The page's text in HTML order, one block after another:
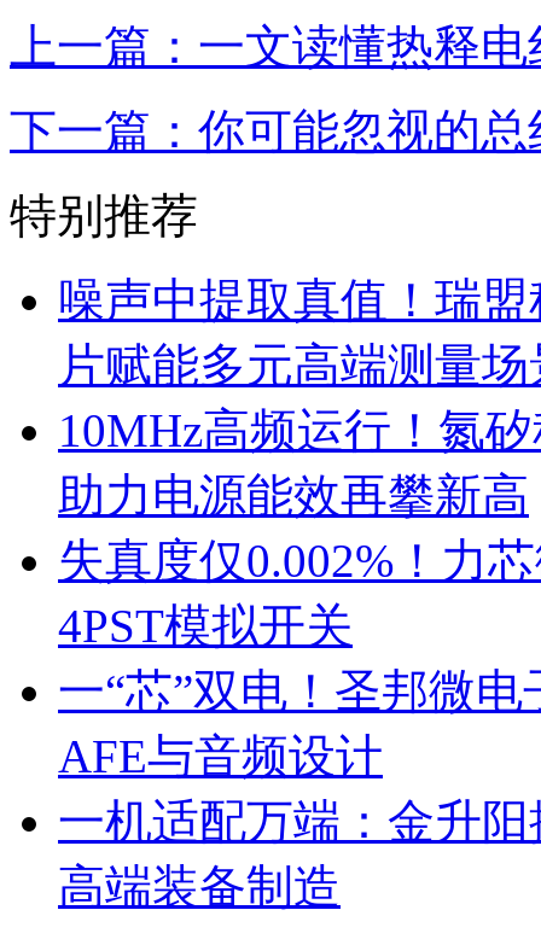
上一篇：一文读懂热释
下一篇：你可能忽视的
特别推荐
噪声中提取真值！瑞
片赋能多元高端测量场
10MHz高频运行！氮
助力电源能效再攀新高
失真度仅0.002%！力
4PST模拟开关
一“芯”双电！圣邦微
AFE与音频设计
一机适配万端：金升
高端装备制造